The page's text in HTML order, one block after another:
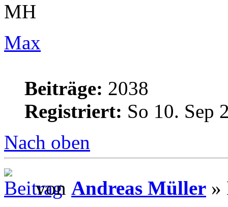
MH
Max
Beiträge: 2038
Registriert: So 10. Sep
Nach oben
von Andreas Müller »